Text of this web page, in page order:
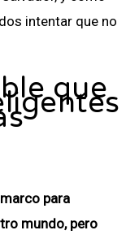
intentar que no
que
para
mundo, pero